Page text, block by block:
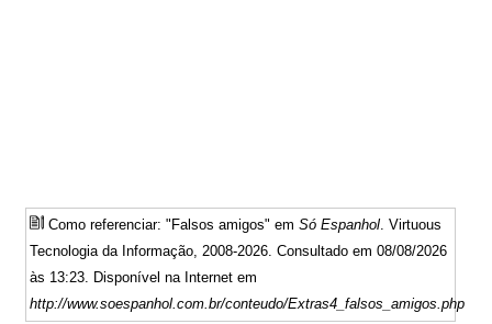
Como referenciar: "Falsos amigos" emSó Espanhol. Virtuous
Tecnologia da Informação, 2008-2026. Consultado em 08/08/2026
às 13:23. Disponível na Internet em
http://www.soespanhol.com.br/conteudo/Extras4_falsos_amigos.php